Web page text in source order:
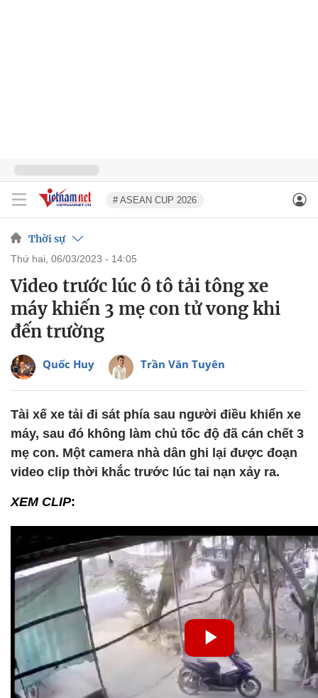
# ASEAN CUP 2026
Thời sự
thứ hai, 06/03/2023 - 14:05
Video trước lúc ô tô tải tông xe
máy khiến 3 mẹ con tử vong khi
đến trường
Quốc Huy Trần Văn Tuyên
Tài xế xe tải đi sát phía sau người điều khiển xe
máy, sau đó không làm chủ tốc độ đã cán chết 3
mẹ con. Một camera nhà dân ghi lại được đoạn
video clip thời khắc trước lúc tai nạn xảy ra.
XEM CLIP: